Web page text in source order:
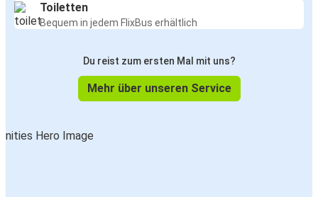
Toiletten
Bequem in jedem FlixBus erhältlich
Du reist zum ersten Mal mit uns?
Mehr über unseren Service